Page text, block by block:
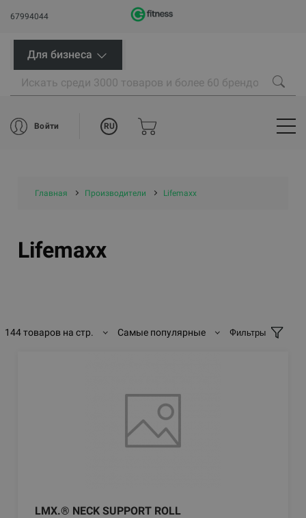
67994044
Для бизнеса
Войти RU
Главная Производители Lifemaxx
Lifemaxx
144 товаров на стр. Самые популярные Фильтры
LMX.® NECK SUPPORT ROLL